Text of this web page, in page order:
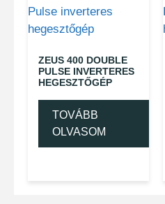
ZEUS 400 DOUBLE
PULSE INVERTERES
HEGESZTŐGÉP
TOVÁBB
OLVASOM